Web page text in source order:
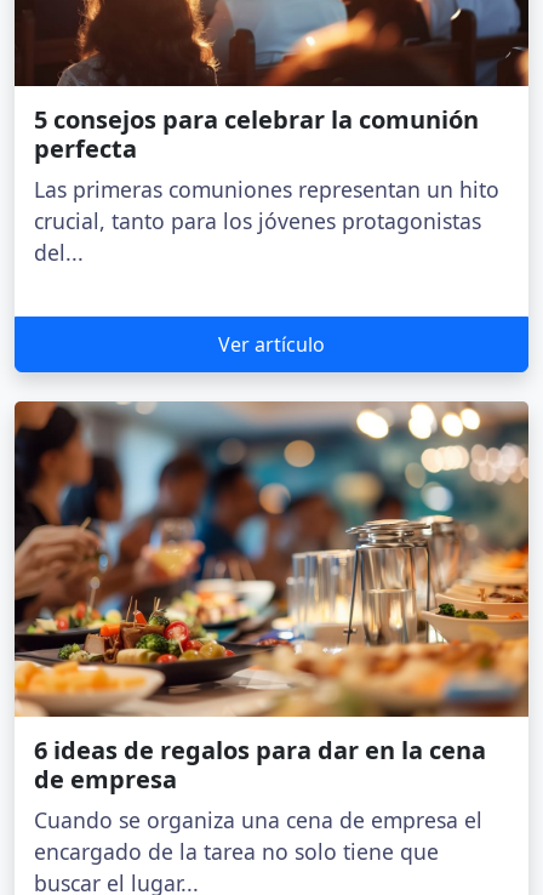
5 consejos para celebrar la comunión
perfecta
Las primeras comuniones representan un hito
crucial, tanto para los jóvenes protagonistas
del...
Ver artículo
6 ideas de regalos para dar en la cena
de empresa
Cuando se organiza una cena de empresa el
encargado de la tarea no solo tiene que
buscar el lugar...